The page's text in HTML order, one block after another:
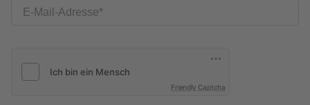
E-Mail-Adresse
Friendly Captcha